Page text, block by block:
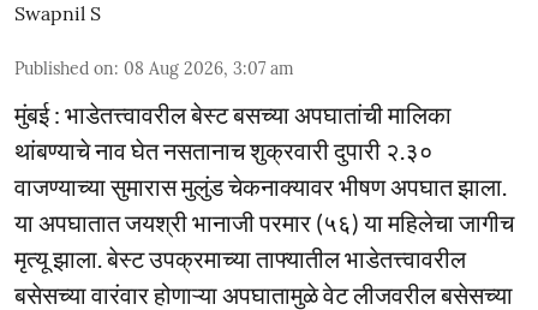
Swapnil S
Published on: 08 Aug 2026, 3:07 am
मुंबई : भाडेतत्त्वावरील बेस्ट बसच्या अपघातांची मालिका
थांबण्याचे नाव घेत नसतानाच शुक्रवारी दुपारी २.३०
वाजण्याच्या सुमारास मुलुंड चेकनाक्यावर भीषण अपघात झाला.
या अपघातात जयश्री भानाजी परमार (५६) या महिलेचा जागीच
मृत्यू झाला. बेस्ट उपक्रमाच्या ताफ्यातील भाडेतत्त्वावरील
बसेसच्या वारंवार होणाऱ्या अपघातामुळे वेट लीजवरील बसेसच्या